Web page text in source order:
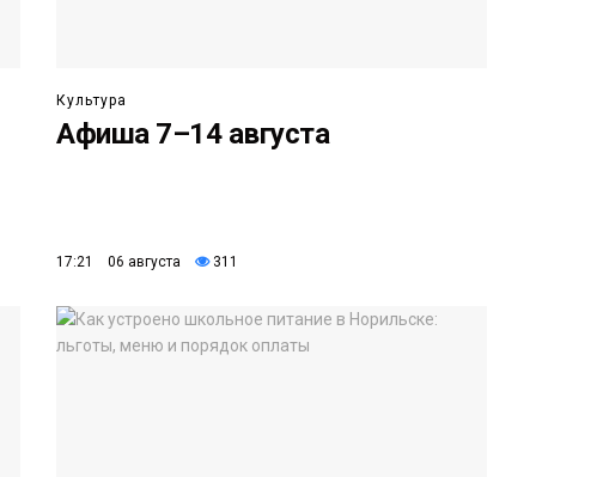
Культура
Афиша 7–14 августа
17:21 06 августа 311